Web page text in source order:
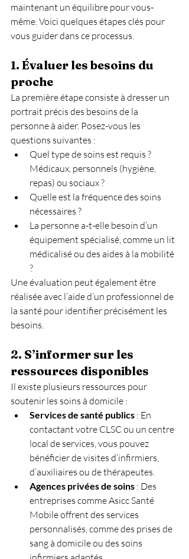
maintenant un équilibre pour vous-
même. Voici quelques étapes clés pour
vous guider dans ce processus.
1. Évaluer les besoins du
proche
La première étape consiste à dresser un
portrait précis des besoins de la
personne à aider. Posez-vous les
questions suivantes :
Quel type de soins est requis ?
Médicaux, personnels (hygiène,
repas) ou sociaux ?
Quelle est la fréquence des soins
nécessaires ?
La personne a-t-elle besoin d’un
équipement spécialisé, comme un lit
médicalisé ou des aides à la mobilité
?
Une évaluation peut également être
réalisée avec l’aide d’un professionnel de
la santé pour identifier précisément les
besoins.
2. S’informer sur les
ressources disponibles
Il existe plusieurs ressources pour
soutenir les soins à domicile :
Services de santé publics : En
contactant votre CLSC ou un centre
local de services, vous pouvez
bénéficier de visites d’infirmiers,
d’auxiliaires ou de thérapeutes.
Agences privées de soins : Des
entreprises comme Asicc Santé
Mobile offrent des services
personnalisés, comme des prises de
sang à domicile ou des soins